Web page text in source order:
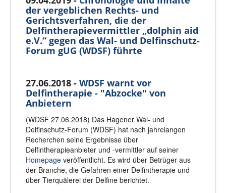
der vergeblichen Rechts- und
Gerichtsverfahren, die der
Delfintherapievermittler „dolphin aid
e.V.“ gegen das Wal- und Delfinschutz-
Forum gUG (WDSF) führte
27.06.2018 - WDSF warnt vor
Delfintherapie - "Abzocke" von
Anbietern
(WDSF 27.06.2018) Das Hagener Wal- und
Delfinschutz-Forum (WDSF) hat nach jahrelangen
Recherchen seine Ergebnisse über
Delfintherapieanbieter und -vermittler auf seiner
Homepage veröffentlicht. Es wird über Betrüger aus
der Branche, die Gefahren einer Delfintherapie und
über Tierquälerei der Delfine berichtet.